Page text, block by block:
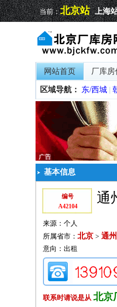
当前：北京站 上海
网站首页 厂库房
区域导航： 东/西城 |
基本信息
编号
A42104
通
来源：个人
所属省市： 北京 > 通州
意向：出租
联系时请说是从 北京